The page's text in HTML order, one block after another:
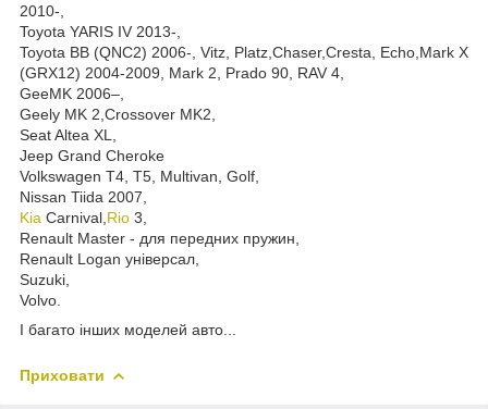
2010-,
Toyota YARIS IV 2013-,
Toyota BB (QNC2) 2006-, Vitz, Platz,Chaser,Cresta, Echo,Mark X
(GRX12) 2004-2009, Mark 2, Prado 90, RAV 4,
GeeMK 2006–,
Geely MK 2,Crossover MK2,
Seat Altea XL,
Jeep Grand Cheroke
Volkswagen T4, T5, Multivan, Golf,
Nissan Tiida 2007,
Kia Carnival, Rio 3,
Renault Master - для передних пружин,
Renault Logan універсал,
Suzuki,
Volvo.
І багато інших моделей авто...
Приховати